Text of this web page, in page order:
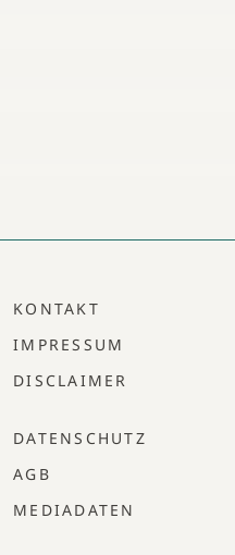
KONTAKT
IMPRESSUM
DISCLAIMER
DATENSCHUTZ
AGB
MEDIADATEN